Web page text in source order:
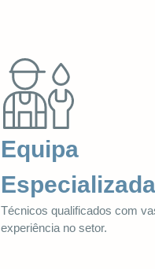
Equipa
Especializada
Técnicos qualificados com
experiência no setor.